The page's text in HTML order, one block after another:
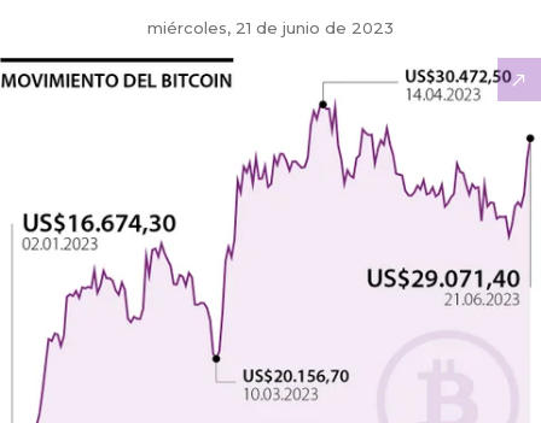
miércoles, 21 de junio de 2023